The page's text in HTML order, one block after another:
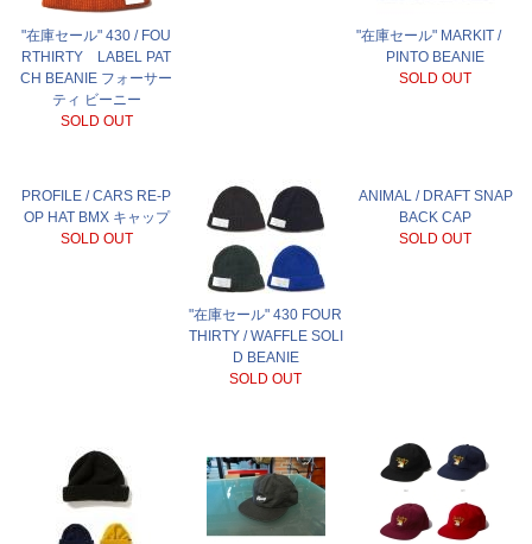
"在庫セール" 430 / FOU
RTHIRTY LABEL PAT
CH BEANIE フォーサー
ティ ビーニー
SOLD OUT
"在庫セール" MARKIT /
PINTO BEANIE
SOLD OUT
PROFILE / CARS RE-P
OP HAT BMX キャップ
SOLD OUT
"在庫セール" 430 FOUR
THIRTY / WAFFLE SOLI
D BEANIE
SOLD OUT
ANIMAL / DRAFT SNAP
BACK CAP
SOLD OUT